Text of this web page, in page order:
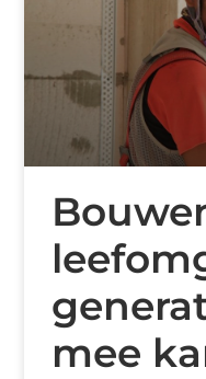
mee